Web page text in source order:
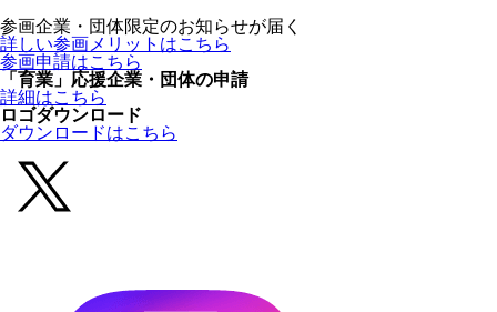
参画企業・団体限定のお知らせが届く
詳しい参画メリットはこちら
参画申請はこちら
「育業」応援企業・団体の申請
詳細はこちら
ロゴダウンロード
ダウンロードはこちら